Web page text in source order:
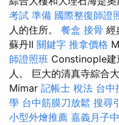
考試 準備 國際整復師證
人的住所。 餐盒 接骨 經
蘇丹II 關鍵字 推拿價格
師證照班 Constinople建
人。 巨大的清真寺綜合
Mimar 記帳士 稅法 台中
學 台中筋膜刀放鬆 搜尋
小型外燴推薦 嘉義月子